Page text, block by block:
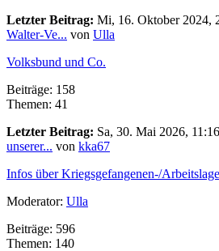
Letzter Beitrag: Mi, 16. Oktober 2024,
Walter-Ve... von Ulla
Volksbund und Co.
Beiträge: 158
Themen: 41
Letzter Beitrag: Sa, 30. Mai 2026, 11:16
unserer... von kka67
Infos über Kriegsgefangenen-/
Moderator: Ulla
Beiträge: 596
Themen: 140